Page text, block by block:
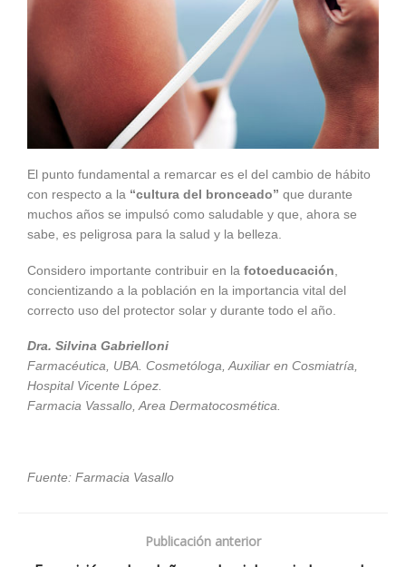
El punto fundamental a remarcar es el del cambio de hábito
con respecto a la “cultura del bronceado” que durante
muchos años se impulsó como saludable y que, ahora se
sabe, es peligrosa para la salud y la belleza.
Considero importante contribuir en la fotoeducación
concientizando a la población en la importancia vital del
correcto uso del protector solar y durante todo el año.
Dra. Silvina Gabrielloni
Farmacéutica, UBA. Cosmetóloga, Auxiliar en Cosmiatría,
Hospital Vicente López.
Farmacia Vassallo, Area Dermatocosmética.
Fuente: Farmacia Vasallo
Publicación anterior